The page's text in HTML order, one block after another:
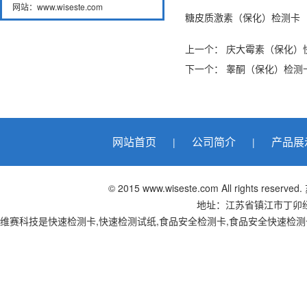
网站：www.wiseste.com
糖皮质激素（保化）检测卡
上一个： 庆大霉素（保化）
下一个： 睾酮（保化）检测
网站首页 | 公司简介 | 产品
© 2015 www.wiseste.com All rights
地址：江苏省镇江市丁
维赛科技是快速检测卡,快速检测试纸,食品安全检测卡,食品安全快速检